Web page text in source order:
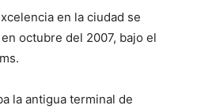
en la ciudad se
octubre del 2007, bajo el
la antigua terminal de